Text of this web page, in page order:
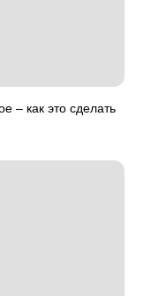
– как это сделать